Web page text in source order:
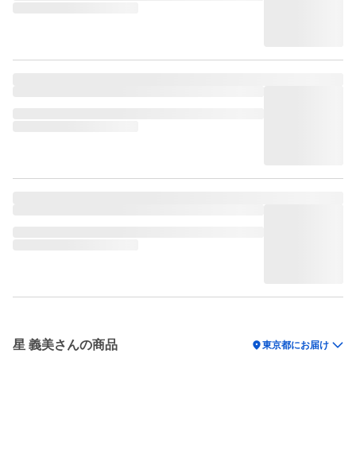
星 義美さんの商品 location_on東京都にお届け